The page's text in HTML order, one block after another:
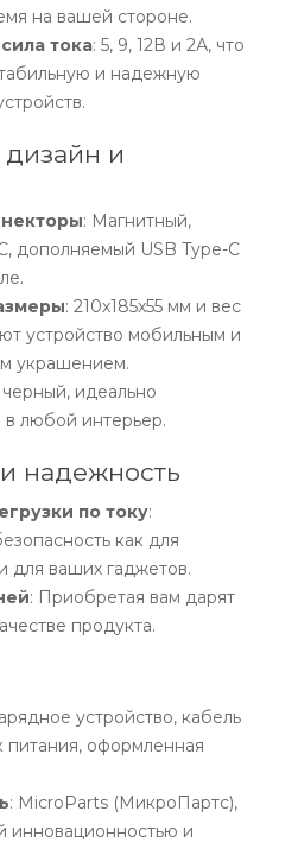
на вашей стороне.
тока: 5, 9, 12В и 2А, что
и надежную
и
: Магнитный,
дополняемый USB Type-C
: 210x185x55 мм и вес
устройство мобильным и
украшением.
идеально
любой интерьер.
надежность
по току:
как для
для ваших гаджетов.
: Приобретая вам дарят
продукта.
устройство, кабель
питания, оформленная
: MicroParts (МикроПартс),
инновационностью и